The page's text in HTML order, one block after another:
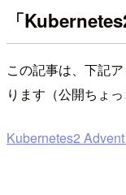
「
この記事は、下記
ります（公開ちょ
Kubernetes2